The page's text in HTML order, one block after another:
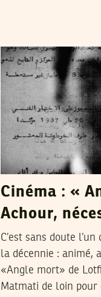
Cinéma : «
Achour,
C’est sans doute
la décennie : animé,
«Angle mort» de
Matmati de loin pour